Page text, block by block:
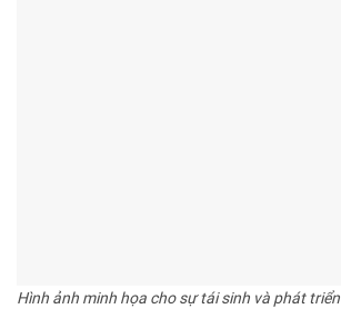
Hình ảnh minh họa cho sự tái sinh và phát triển